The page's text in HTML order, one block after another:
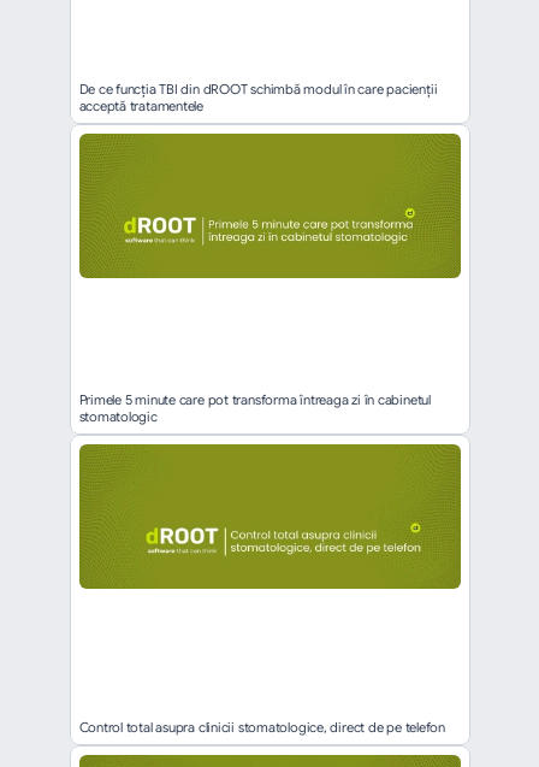
De ce funcția TBI din dROOT schimbă modul în care pacienții
acceptă tratamentele
Primele 5 minute care pot transforma întreaga zi în cabinetul
stomatologic
Control total asupra clinicii stomatologice, direct de pe telefon